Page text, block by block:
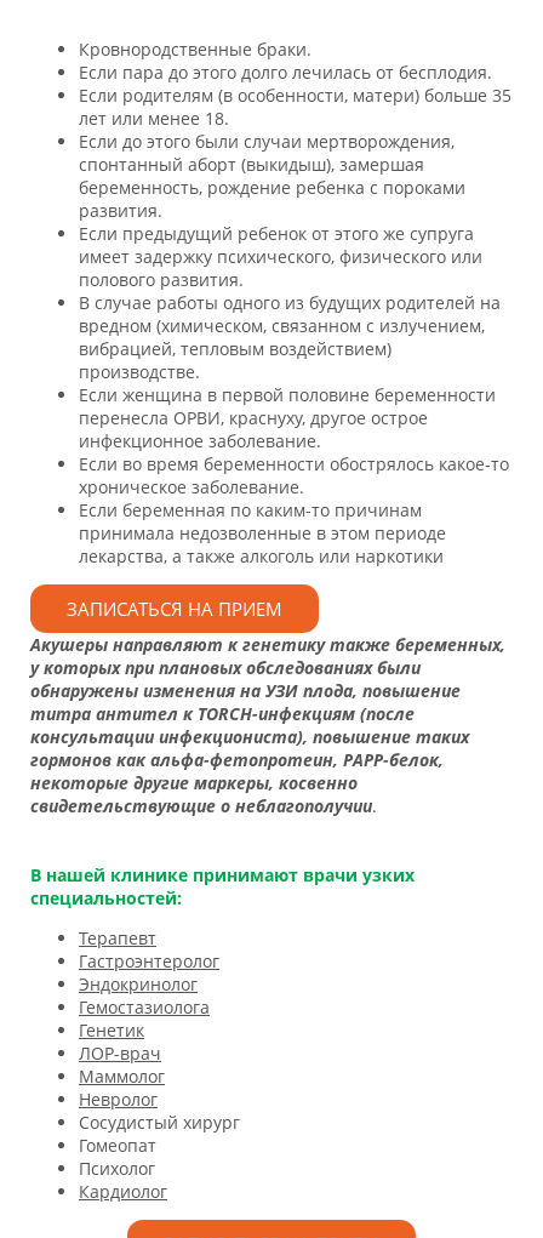
Кровнородственные браки.
Если пара до этого долго лечилась от бесплодия.
Если родителям (в особенности, матери) больше 35
лет или менее 18.
Если до этого были случаи мертворождения,
спонтанный аборт (выкидыш), замершая
беременность, рождение ребенка с пороками
развития.
Если предыдущий ребенок от этого же супруга
имеет задержку психического, физического или
полового развития.
В случае работы одного из будущих родителей на
вредном (химическом, связанном с излучением,
вибрацией, тепловым воздействием)
производстве.
Если женщина в первой половине беременности
перенесла ОРВИ, краснуху, другое острое
инфекционное заболевание.
Если во время беременности обострялось какое-то
хроническое заболевание.
Если беременная по каким-то причинам
принимала недозволенные в этом периоде
лекарства, а также алкоголь или наркотики
ЗАПИСАТЬСЯ НА ПРИЕМ
Акушеры направляют к генетику также беременных,
у которых при плановых обследованиях были
обнаружены изменения на УЗИ плода, повышение
титра антител к TORCH-инфекциям (после
консультации инфекциониста), повышение таких
гормонов как альфа-фетопротеин, РАРР-белок,
некоторые другие маркеры, косвенно
свидетельствующие о неблагополучии.
В нашей клинике принимают врачи узких
специальностей:
Терапевт
Гастроэнтеролог
Эндокринолог
Гемостазиолога
Генетик
ЛОР-врач
Маммолог
Невролог
Сосудистый хирург
Гомеопат
Психолог
Кардиолог